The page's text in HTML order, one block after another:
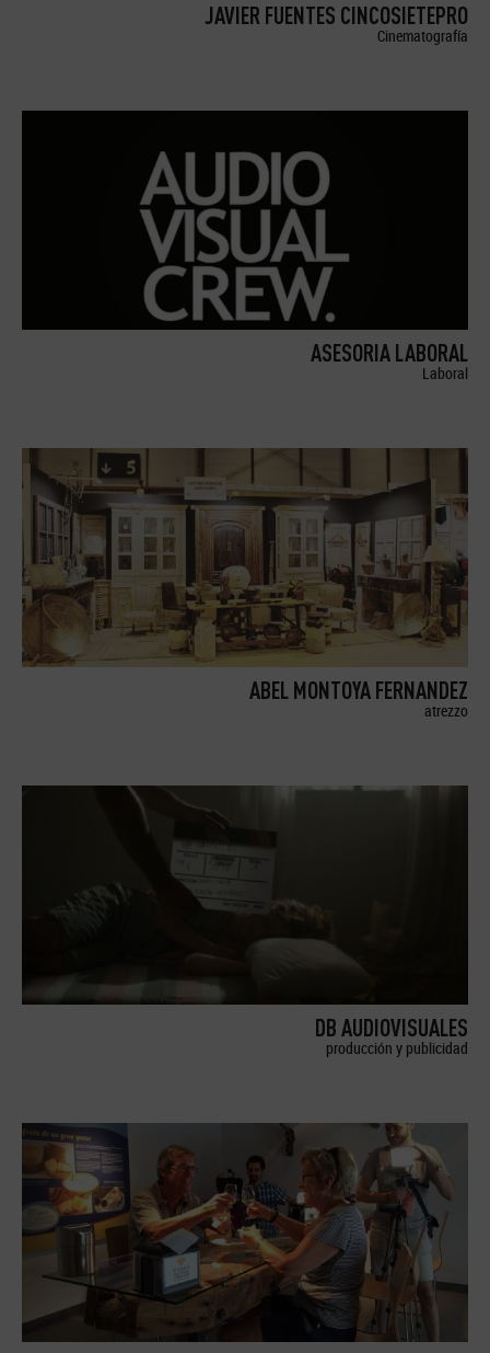
JAVIER FUENTES CINCOSIETEPRO
Cinematografía
ASESORIA LABORAL
Laboral
ABEL MONTOYA FERNANDEZ
atrezzo
DB AUDIOVISUALES
producción y publicidad